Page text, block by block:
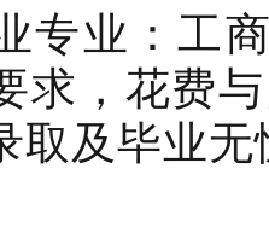
专业：工
求，花费
取及毕业无